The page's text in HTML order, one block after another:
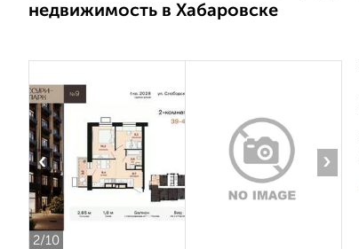
недвижимость в Хабаровске
2/10
‹ ›